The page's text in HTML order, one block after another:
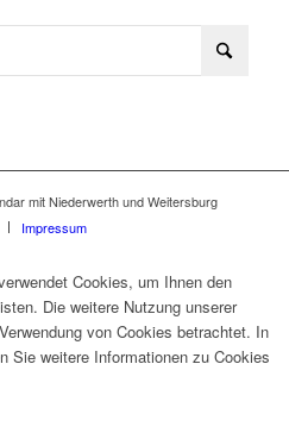
mit Niederwerth und Weitersburg
Impressum
Cookies, um Ihnen den
Die weitere Nutzung unserer
von Cookies betrachtet. In
Sie weitere Informationen zu Cookies